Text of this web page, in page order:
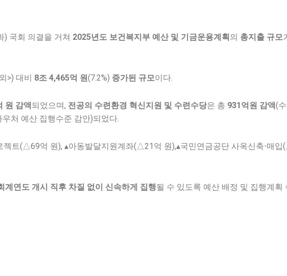
) 국회 의결을 거쳐 2025년도 보건복지부 예산 및 기금운용계획의 총지출 규모
>) 대비 8조 4,465억 원(7.2%) 증가된 규모이다.
원 감액되었으며, 전공의 수련환경 혁신지원 및 수련수당은 총 931억원 감액(
우처 예산 집행수준 감안)되었다.
트(△69억 원), ▴아동발달지원계좌(△21억 원),▴국민연금공단 사옥신축‧매
계연도 개시 직후 차질 없이 신속하게 집행될 수 있도록 예산 배정 및 집행계획